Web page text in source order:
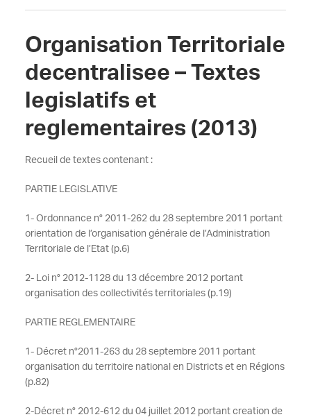
Organisation Territoriale
decentralisee – Textes
legislatifs et
reglementaires (2013)
Recueil de textes contenant :
PARTIE LEGISLATIVE
1- Ordonnance n° 2011-262 du 28 septembre 2011 portant
orientation de l’organisation générale de l’Administration
Territoriale de l’Etat (p.6)
2- Loi n° 2012-1128 du 13 décembre 2012 portant
organisation des collectivités territoriales (p.19)
PARTIE REGLEMENTAIRE
1- Décret n°2011-263 du 28 septembre 2011 portant
organisation du territoire national en Districts et en Régions
(p.82)
2-Décret n° 2012-612 du 04 juillet 2012 portant creation de